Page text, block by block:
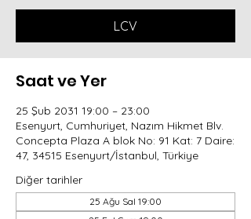
LCV
Saat ve Yer
25 Şub 2031 19:00 – 23:00
Esenyurt, Cumhuriyet, Nazım Hikmet Blv.
Concepta Plaza A blok No: 91 Kat: 7 Daire:
47, 34515 Esenyurt/İstanbul, Türkiye
Diğer tarihler
25 Ağu Sal 19:00